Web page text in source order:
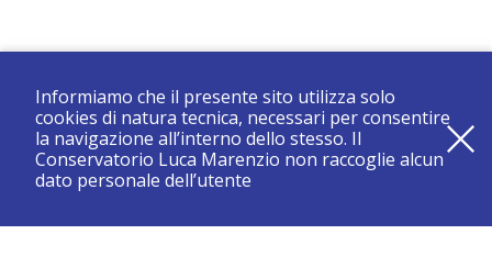
registrati e resta aggiornato su tutte le novità
Informiamo che il presente sito utilizza solo
cookies di natura tecnica, necessari per consentire
la navigazione all’interno dello stesso. Il
Conservatorio Luca Marenzio non raccoglie alcun
dato personale dell’utente